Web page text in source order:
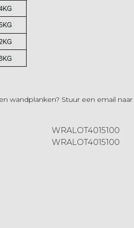
wandplanken? Stuur een email naar
WRALOT4015100
WRALOT4015100